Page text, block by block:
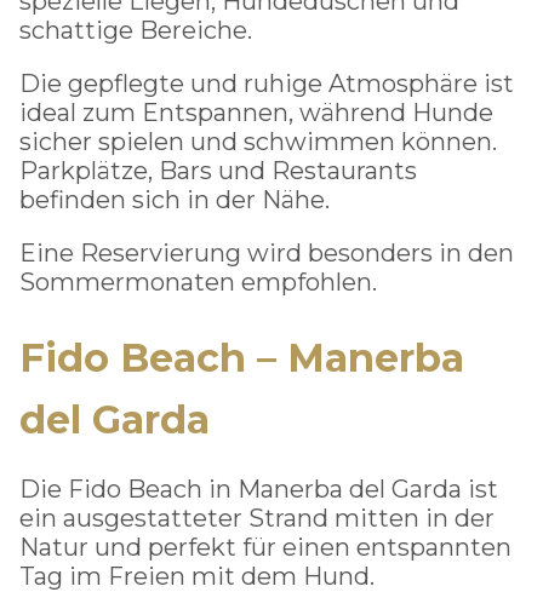
schattige Bereiche.
Die gepflegte und ruhige Atmosphäre ist
ideal zum Entspannen, während Hunde
sicher spielen und schwimmen können.
Parkplätze, Bars und Restaurants
befinden sich in der Nähe.
Eine Reservierung wird besonders in den
Sommermonaten empfohlen.
Fido Beach – Manerba
del Garda
Die Fido Beach in Manerba del Garda ist
ein ausgestatteter Strand mitten in der
Natur und perfekt für einen entspannten
Tag im Freien mit dem Hund.